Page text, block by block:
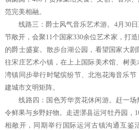
范完美相融。
线路三：爵士风气音乐艺术游。4月30日
节敞开，会聚11个国家330余位艺术家，打
的爵士盛宴。散步台湖公园，看望国家大
往宋庄艺术小镇，在上上国际美术馆、树
湾镇同步举行时髦缤纷节、北泡花海音乐节
建城市文明矩阵。
线路四：国色芳华赏花休闲游。赶一场
令鲜果与乡野好物。走进漷县运河牡丹园，
相敞开，同期举行国际运河古镇沟通互鉴